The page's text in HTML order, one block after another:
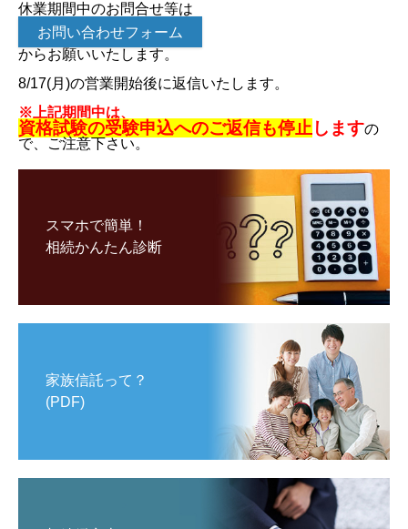
休業期間中のお問合せ等は
お問い合わせフォーム
からお願いいたします。
8/17(月)の営業開始後に返信いたします。
※上記期間中は、
資格試験の受験申込へのご返信も停止 しますの
で、ご注意下さい。
スマホで簡単！
相続かんたん診断
家族信託って？
(PDF)